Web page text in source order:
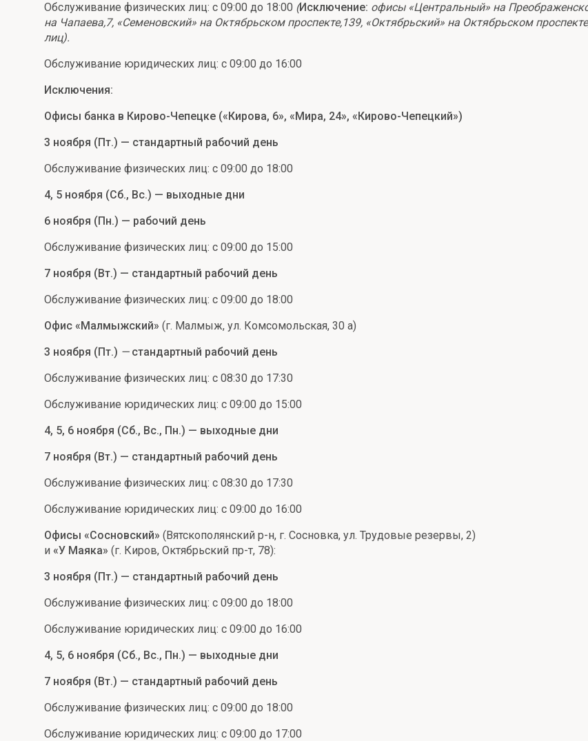
Обслуживание физических лиц: с 09:00 до 18:00 (Исключение: офисы «Центральный» на
на Чапаева,7, «Семеновский» на Октябрьском проспекте,139, «Октябрьский» на Октябрьском
лиц).
Обслуживание юридических лиц: с 09:00 до 16:00
Исключения:
Офисы банка в Кирово-Чепецке («Кирова, 6», «Мира, 24», «Кирово-Чепецкий»)
3 ноября (Пт.) — стандартный рабочий день
Обслуживание физических лиц: с 09:00 до 18:00
4, 5 ноября (Сб., Вс.) — выходные дни
6 ноября (Пн.) — рабочий день
Обслуживание физических лиц: с 09:00 до 15:00
7 ноября (Вт.) — стандартный рабочий день
Обслуживание физических лиц: с 09:00 до 18:00
Офис «Малмыжский» (г. Малмыж, ул. Комсомольская, 30 а)
3 ноября (Пт.) —стандартный рабочий день
Обслуживание физических лиц: с 08:30 до 17:30
Обслуживание юридических лиц: с 09:00 до 15:00
4, 5, 6 ноября (Сб., Вс., Пн.) — выходные дни
7 ноября (Вт.) — стандартный рабочий день
Обслуживание физических лиц: с 08:30 до 17:30
Обслуживание юридических лиц: с 09:00 до 16:00
Офисы «Сосновский» (Вятскополянский р-н, г. Сосновка, ул. Трудовые резервы, 2)
и «У Маяка» (г. Киров, Октябрьский пр-т, 78):
3 ноября (Пт.) — стандартный рабочий день
Обслуживание физических лиц: с 09:00 до 18:00
Обслуживание юридических лиц: с 09:00 до 16:00
4, 5, 6 ноября (Сб., Вс., Пн.) — выходные дни
7 ноября (Вт.) — стандартный рабочий день
Обслуживание физических лиц: с 09:00 до 18:00
Обслуживание юридических лиц: с 09:00 до 17:00